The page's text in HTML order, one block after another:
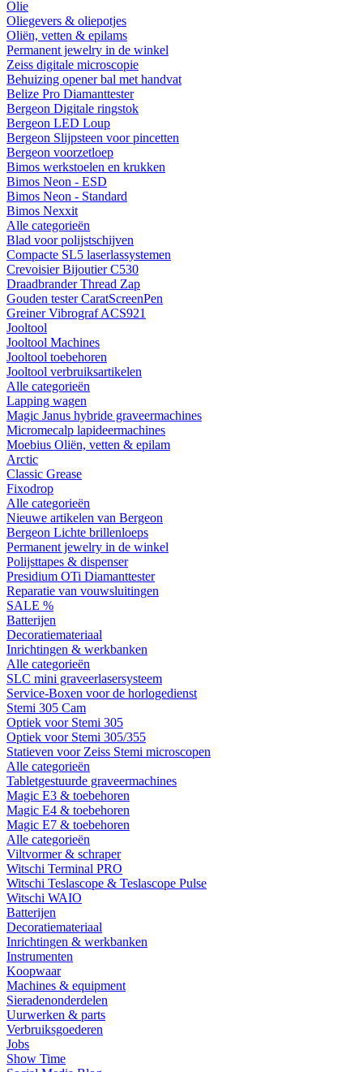
Olie
Oliegevers & oliepotjes
Oliën, vetten & epilams
Permanent jewelry in de winkel
Zeiss digitale microscopie
Behuizing opener bal met handvat
Belize Pro Diamanttester
Bergeon Digitale ringstok
Bergeon LED Loup
Bergeon Slijpsteen voor pincetten
Bergeon voorzetloep
Bimos werkstoelen en krukken
Bimos Neon - ESD
Bimos Neon - Standard
Bimos Nexxit
Alle categorieën
Blad voor polijstschijven
Compacte SL5 laserlassystemen
Crevoisier Bijoutier C530
Draadbrander Thread Zap
Gouden tester CaratScreenPen
Greiner Vibrograf ACS921
Jooltool
Jooltool Machines
Jooltool toebehoren
Jooltool verbruiksartikelen
Alle categorieën
Lapping wagen
Magic Janus hybride graveermachines
Micromecalp lapideermachines
Moebius Oliën, vetten & epilam
Arctic
Classic Grease
Fixodrop
Alle categorieën
Nieuwe artikelen van Bergeon
Bergeon Lichte brillenloeps
Permanent jewelry in de winkel
Polijsttapes & dispenser
Presidium OTi Diamanttester
Reparatie van vouwsluitingen
SALE %
Batterijen
Decoratiemateriaal
Inrichtingen & werkbanken
Alle categorieën
SLC mini graveerlasersysteem
Service-Boxen voor de horlogedienst
Stemi 305 Cam
Optiek voor Stemi 305
Optiek voor Stemi 305/355
Statieven voor Zeiss Stemi microscopen
Alle categorieën
Tabletgestuurde graveermachines
Magic E3 & toebehoren
Magic E4 & toebehoren
Magic E7 & toebehoren
Alle categorieën
Viltvormer & schraper
Witschi Terminal PRO
Witschi Teslascope & Teslascope Pulse
Witschi WAIO
Batterijen
Decoratiemateriaal
Inrichtingen & werkbanken
Instrumenten
Koopwaar
Machines & equipment
Sieradenonderdelen
Uurwerken & parts
Verbruiksgoederen
Jobs
Show Time